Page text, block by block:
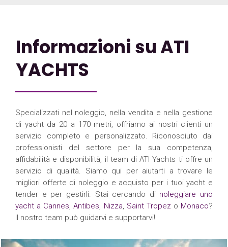
Informazioni su ATI
YACHTS
Specializzati nel noleggio, nella vendita e nella gestione
di yacht da 20 a 170 metri, offriamo ai nostri clienti un
servizio completo e personalizzato. Riconosciuto dai
professionisti del settore per la sua competenza,
affidabilità e disponibilità, il team di ATI Yachts ti offre un
servizio di qualità. Siamo qui per aiutarti a trovare le
migliori offerte di noleggio e acquisto per i tuoi yacht e
tender e per gestirli. Stai cercando di noleggiare uno
yacht a Cannes,Antibes, Nizza, Saint Tropezo Monaco?
Il nostro team può guidarvi e supportarvi!